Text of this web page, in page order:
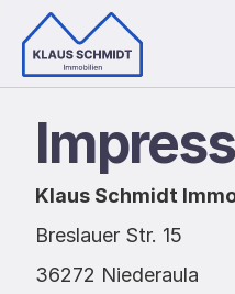
Klaus Schmidt
Breslauer Str. 15
36272 Niederaula